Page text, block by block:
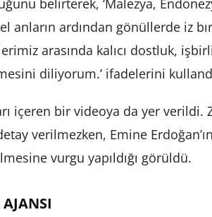
belirterek, ‘Malezya,
anların ardından gönüllerde iz
arasında kalıcı dostluk,
diliyorum.’ ifadelerini
içeren bir videoya da yer verildi.
verilmezken, Emine
vurgu yapıldığı görüldü.